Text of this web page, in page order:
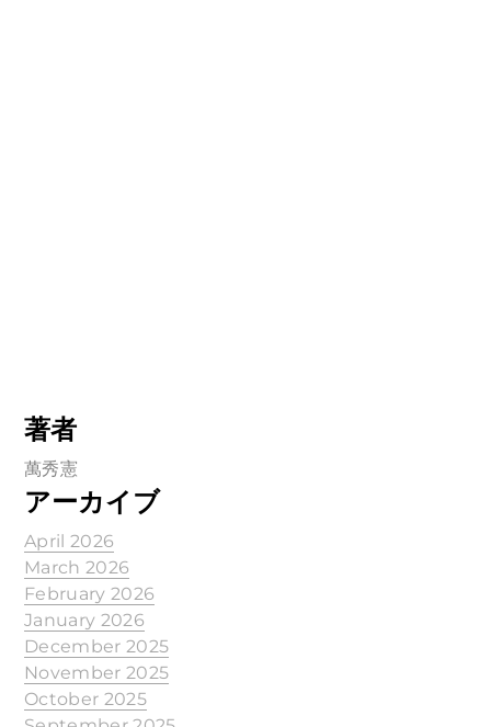
著者
萬秀憲
アーカイブ
April 2026
March 2026
February 2026
January 2026
December 2025
November 2025
October 2025